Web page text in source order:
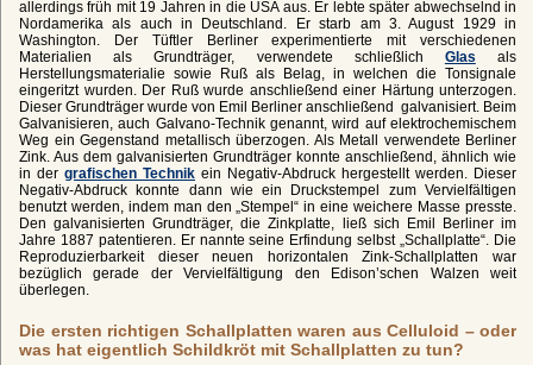
allerdings früh mit 19 Jahren in die USA aus. Er lebte später abwechselnd in
Nordamerika als auch in Deutschland. Er starb am 3. August 1929 in
Washington. Der Tüftler Berliner experimentierte mit verschiedenen
Materialien als Grundträger, verwendete schließlich Glas als
Herstellungsmaterialie sowie Ruß als Belag, in welchen die Tonsignale
eingeritzt wurden. Der Ruß wurde anschließend einer Härtung unterzogen.
Dieser Grundträger wurde von Emil Berliner anschließend galvanisiert. Beim
Galvanisieren, auch Galvano-Technik genannt, wird auf elektrochemischem
Weg ein Gegenstand metallisch überzogen. Als Metall verwendete Berliner
Zink. Aus dem galvanisierten Grundträger konnte anschließend, ähnlich wie
in der grafischen Technik ein Negativ-Abdruck hergestellt werden. Dieser
Negativ-Abdruck konnte dann wie ein Druckstempel zum Vervielfältigen
benutzt werden, indem man den „Stempel“ in eine weichere Masse presste.
Den galvanisierten Grundträger, die Zinkplatte, ließ sich Emil Berliner im
Jahre 1887 patentieren. Er nannte seine Erfindung selbst „Schallplatte“. Die
Reproduzierbarkeit dieser neuen horizontalen Zink-Schallplatten war
bezüglich gerade der Vervielfältigung den Edison’schen Walzen weit
überlegen.
Die ersten richtigen Schallplatten waren aus Celluloid – oder
was hat eigentlich Schildkröt mit Schallplatten zu tun?